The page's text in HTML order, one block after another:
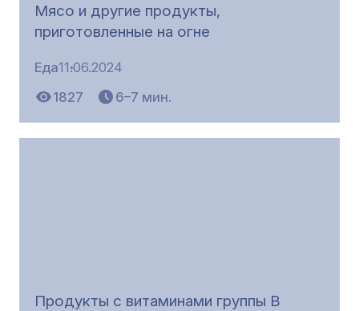
Мясо и другие продукты,
приготовленные на огне
Еда11.06.2024
1827
6–7 мин.
Продукты с витаминами группы В